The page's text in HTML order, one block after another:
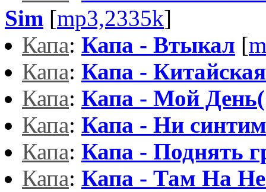
Sim [mp3,2335k]
Капа: Капа - Втыкал [
Капа: Капа -
Капа: Капа - Мой
Капа: Капа - Ни
Капа: Капа - Поднять
Капа: Капа - Там На